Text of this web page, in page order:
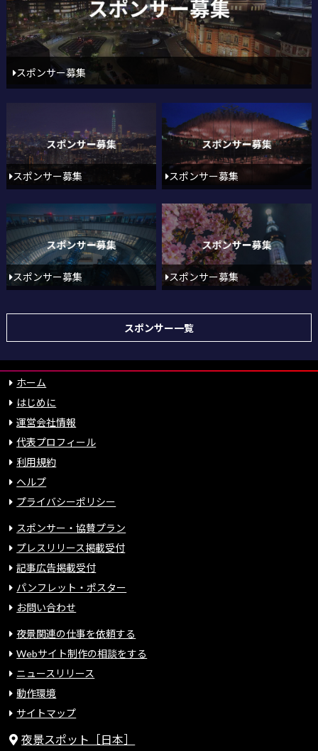
スポンサー募集
スポンサー募集 スポンサー募集
スポンサー募集 スポンサー募集
スポンサー一覧
ホーム
はじめに
運営会社情報
代表プロフィール
利用規約
ヘルプ
プライバシーポリシー
スポンサー・協賛プラン
プレスリリース掲載受付
記事広告掲載受付
パンフレット・ポスター
お問い合わせ
夜景関連の仕事を依頼する
Webサイト制作の相談をする
ニュースリリース
動作環境
サイトマップ
夜景スポット［日本］